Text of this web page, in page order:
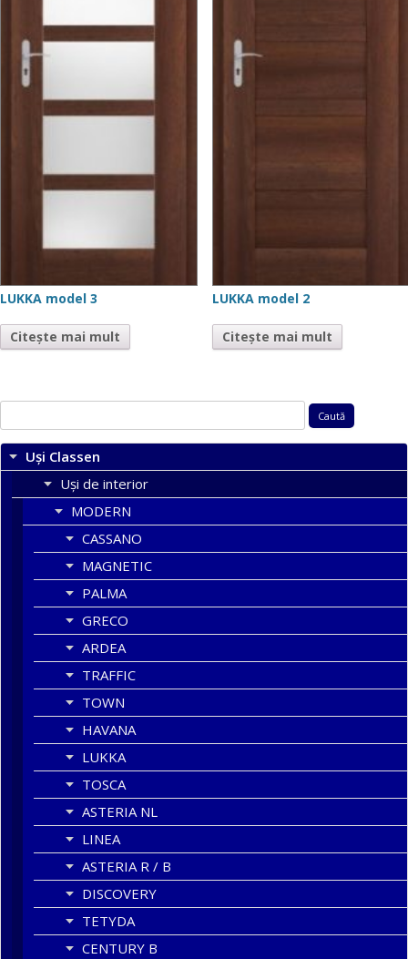
LUKKA model 3
Citește mai mult
LUKKA model 2
Citește mai mult
după:
Uși Classen
Uși de interior
MODERN
CASSANO
MAGNETIC
PALMA
GRECO
ARDEA
TRAFFIC
TOWN
HAVANA
LUKKA
TOSCA
ASTERIA NL
LINEA
ASTERIA R / B
DISCOVERY
TETYDA
CENTURY B